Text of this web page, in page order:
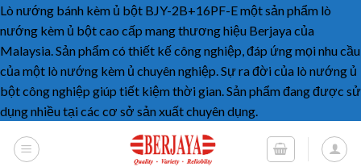
Lò nướng bánh kèm ủ bột BJY-2B+16PF-E một sản phẩm lò
nướng kèm ủ bột cao cấp mang thương hiệu Berjaya của
Malaysia. Sản phẩm có thiết kế công nghiệp, đáp ứng mọi nhu cầu
của một lò nướng kèm ủ chuyên nghiệp. Sự ra đời của lò nướng ủ
bột công nghiệp giúp tiết kiệm thời gian. Sản phẩm đang được sử
dụng nhiều tại các cơ sở sản xuất chuyên dụng.
content